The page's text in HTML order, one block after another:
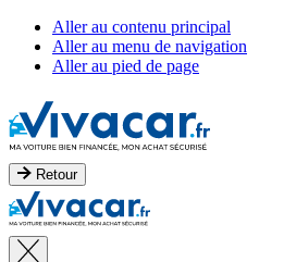
Aller au contenu principal
Aller au menu de navigation
Aller au pied de page
Retour